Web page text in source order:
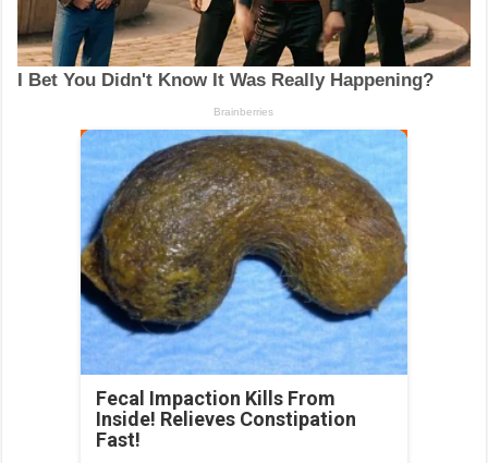
Fecal Impaction Kills From
Inside! Relieves Constipation
Fast!